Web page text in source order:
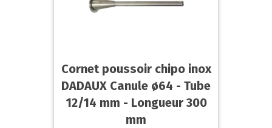
Cornet poussoir chipo inox
DADAUX Canule ø64 - Tube
12/14 mm - Longueur 300
mm